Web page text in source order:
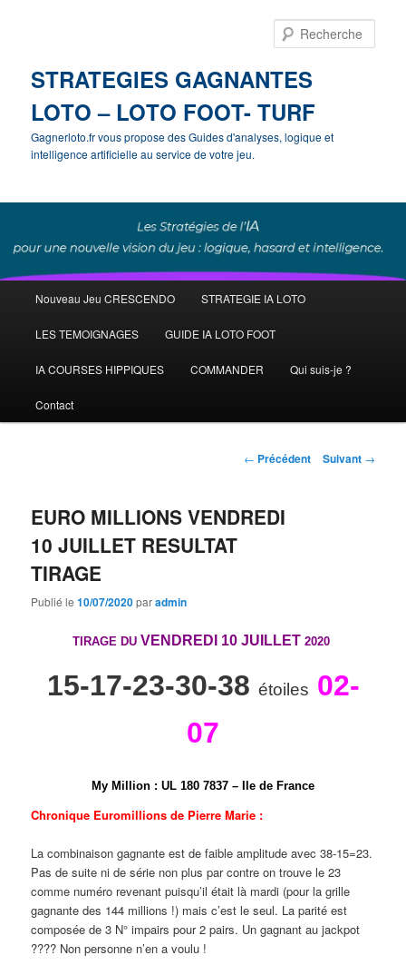
STRATEGIES GAGNANTES
LOTO – LOTO FOOT- TURF
Gagnerloto.fr vous propose des Guides d'analyses, logique et
intelligence artificielle au service de votre jeu.
principal
Aller
au
contenu
Nouveau Jeu CRESCENDO STRATEGIE IA LOTO
LES TEMOIGNAGES GUIDE IA LOTO FOOT
IA COURSES HIPPIQUES COMMANDER Qui suis-je ?
Contact
Navigation
← Précédent Suivant →
EURO MILLIONS VENDREDI
10 JUILLET RESULTAT
TIRAGE
Publié le10/07/2020paradmin
TIRAGE DU VENDREDI 10 JUILLET 2020
15-17-23-30-38 étoiles 02-
07
My Million : UL 180 7837 – Ile de France
Chronique Euromillions de Pierre Marie :
La combinaison gagnante est de faible amplitude avec 38-15=23.
Pas de suite ni de série non plus par contre on trouve le 23
comme numéro revenant puisqu’il était là mardi (pour la grille
gagnante des 144 millions !) mais c’est le seul. La parité est
composée de 3 N° impairs pour 2 pairs. Un gagnant au jackpot
???? Non personne n’en a voulu !